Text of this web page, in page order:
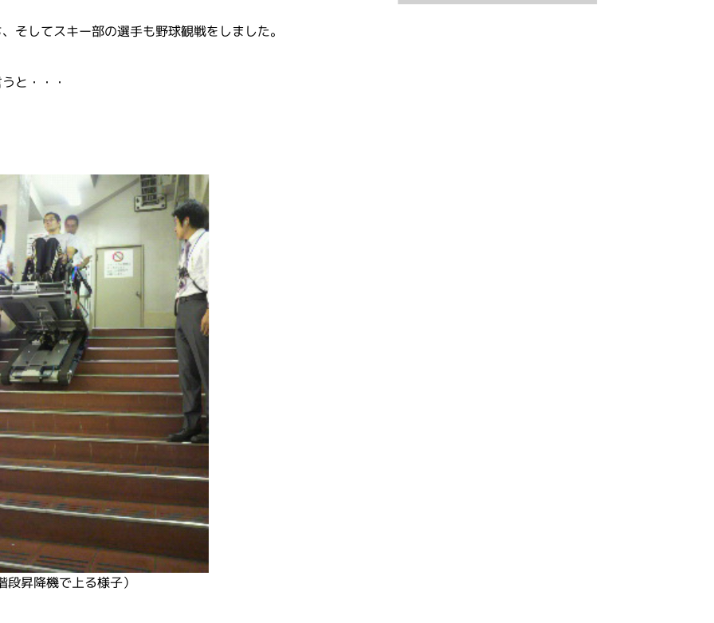
そしてスキー部の選手も野球観戦をしました。
と・・・
段昇降機で上る様子）